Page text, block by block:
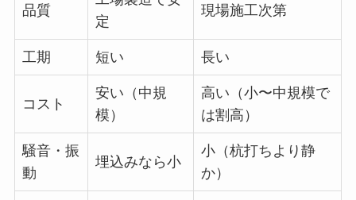
品質
定
現場施工次第
工期 短い 長い
コスト
安い（中規
模）
高い（小〜中規模で
は割高）
騒音・振
動
埋込みなら小
小（杭打ちより静
か）